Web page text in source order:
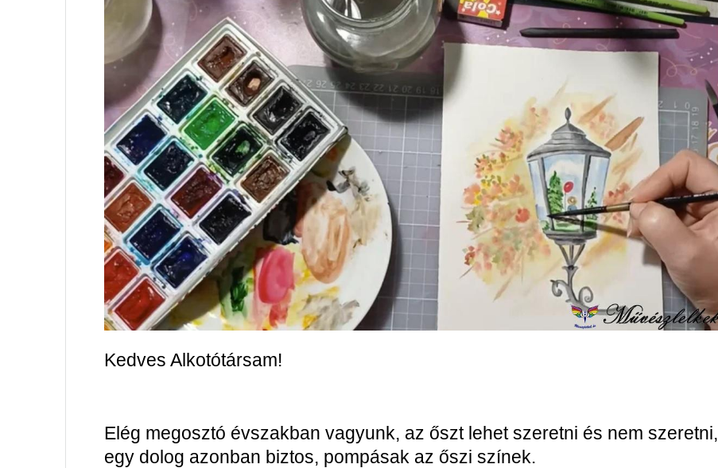
Kedves Alkotótársam!
Elég megosztó évszakban vagyunk, az őszt lehet szeretni és nem szeretni,
egy dolog azonban biztos, pompásak az őszi színek.